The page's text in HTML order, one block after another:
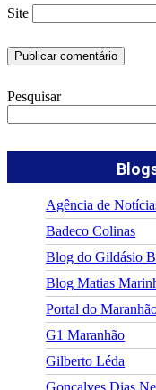
Site
Pesquisar
Agência de
Badeco Colinas
Blog do Gildásio
Blog Matias
Portal do
G1 Maranhão
Gilberto Léda
Gonçalves Dias